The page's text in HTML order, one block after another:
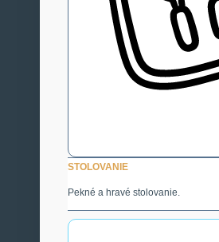
STOLOVANIE
Pekné a hravé stolovanie.